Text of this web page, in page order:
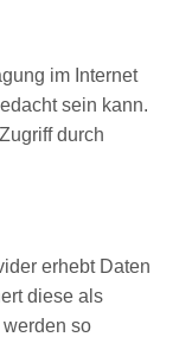
im Internet
sein kann.
durch
erhebt Daten
diese als
werden so